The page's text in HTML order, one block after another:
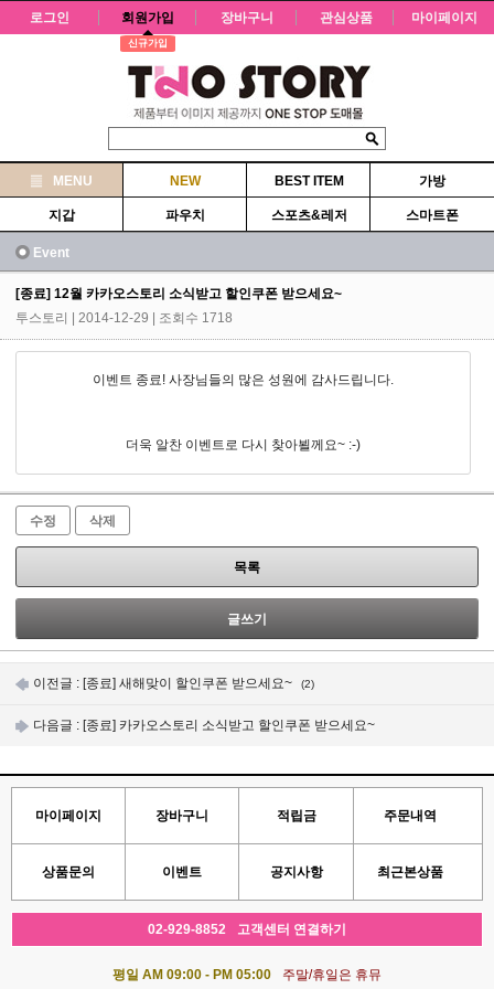
로그인 회원가입
신규가입
장바구니 관심상품 마이페이지
MENU NEW BEST ITEM 가방
지갑 파우치 스포츠&레저 스마트폰
Event
[종료] 12월 카카오스토리 소식받고 할인쿠폰 받으세요~
투스토리
| 2014-12-29 | 조회수 1718
이벤트 종료! 사장님들의 많은 성원에 감사드립니다.
더욱 알찬 이벤트로 다시 찾아뵐께요~ :-)
수정 삭제
목록
글쓰기
이전글 : [종료] 새해맞이 할인쿠폰 받으세요~ (2)
다음글 : [종료] 카카오스토리 소식받고 할인쿠폰 받으세요~
마이페이지 장바구니 적립금 주문내역
상품문의 이벤트 공지사항 최근본상품
02-929-8852 고객센터 연결하기
평일 AM 09:00 - PM 05:00 주말/휴일은 휴뮤